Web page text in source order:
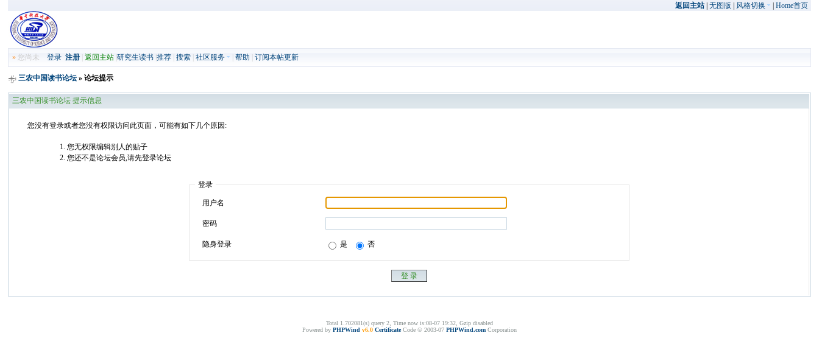
返回主站| 无图版 风格切换 Home首页
» 您尚未登录 注册 |返回主站 |研究生读书 |推荐 |搜索 |社区服务 |帮助 |订阅本帖更新
三农中国读书论坛 » 论坛提示
三农中国读书论坛 提示信息
您没有登录或者您没有权限访问此页面，可能有如下几个原因:
您无权限编辑别人的贴子
您还不是论坛会员,请先登录论坛
登录
用户名
密码
隐身登录 是 否
Total 1.702081(s) query 2, Time now is:08-07 19:32, Gzip disabled
Powered by PHPWind v6.0 CertificateCode © 2003-07 PHPWind.com Corporation